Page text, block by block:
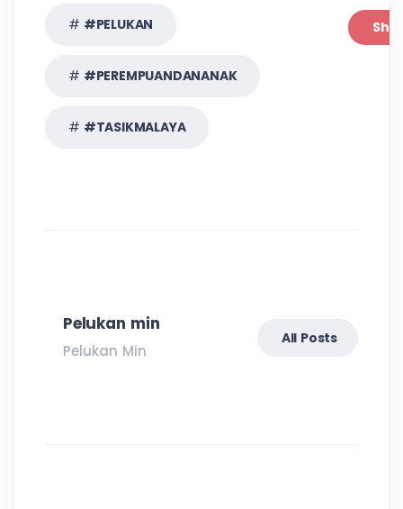
#PELUKAN
#PEREMPUANDANANAK
#TASIKMALAYA
Pelukan min
Pelukan Min
All Posts